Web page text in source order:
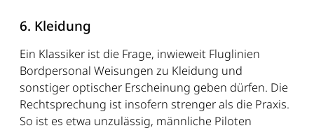
6. Kleidung
Ein Klassiker ist die Frage, inwieweit Fluglinien
Bordpersonal Weisungen zu Kleidung und
sonstiger optischer Erscheinung geben dürfen. Die
Rechtsprechung ist insofern strenger als die Praxis.
So ist es etwa unzulässig, männliche Piloten